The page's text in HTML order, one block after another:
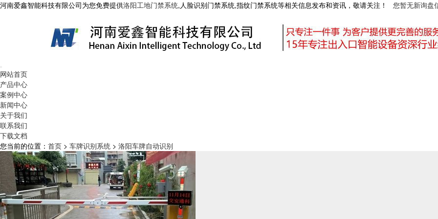
河南爱鑫智能科技有限公司为您免费提供洛阳工地门禁系统,人脸识别门禁系统,指纹门禁系统等相关信息发布和资讯，敬请关注！ 您暂无新询盘
网站首页
产品中心
案例中心
新闻中心
关于我们
联系我们
下载文档
您当前的位置： 首页 > 车牌识别系统 > 洛阳车牌自动识别